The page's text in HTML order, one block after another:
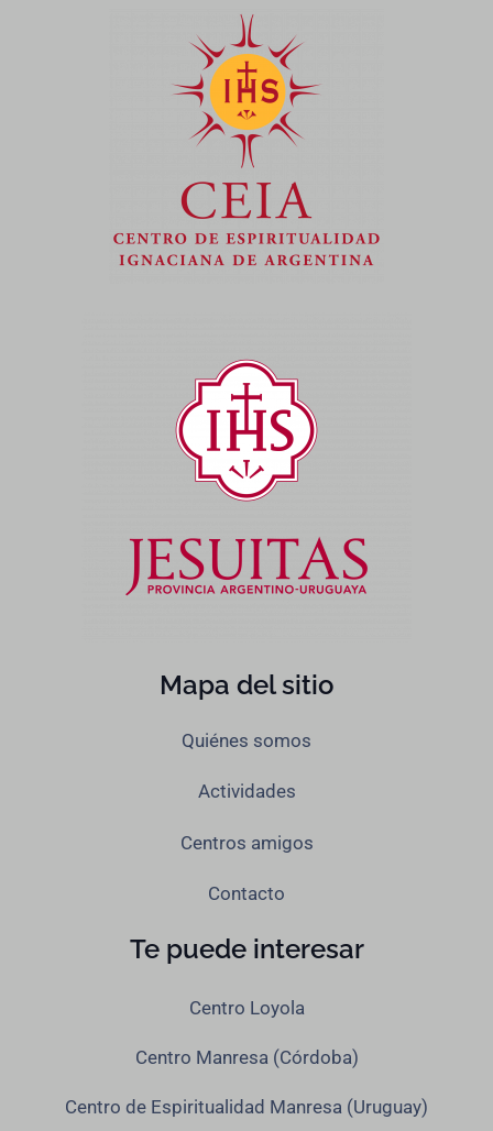
Mapa del sitio
Quiénes somos
Actividades
Centros amigos
Contacto
Te puede interesar
Centro Loyola
Centro Manresa (Córdoba)
Centro de Espiritualidad Manresa (Uruguay)